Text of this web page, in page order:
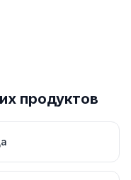
продуктов